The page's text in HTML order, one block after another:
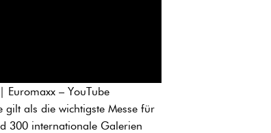
Euromaxx – YouTube
als die wichtigste Messe für
300 internationale Galerien